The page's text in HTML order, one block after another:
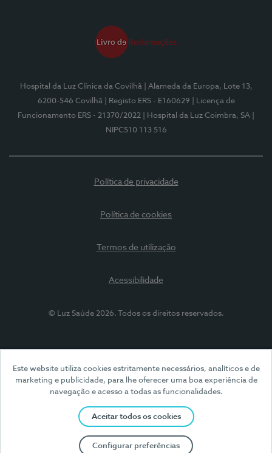
Este website utiliza cookies estritamente necessários, analíticos e de
marketing e publicidade, para lhe oferecer uma boa experiência de
navegação e acesso a todas as funcionalidades.
Aceitar todos os cookies
Configurar preferências
Hospital da Luz Clínica da Covilhã
| Alameda da Europa, Lote 13,
6200-546 Covilhã
| Registo ERS - E160629
| Licença de
Funcionamento ERS - 21370/2022
| Hospital da Luz Coimbra, SA
NIPC510 113 516
Política de privacidade
Política de cookies
Termos de utilização
Acessibilidade
© Luz Saúde 2026. Todos os direitos reservados.